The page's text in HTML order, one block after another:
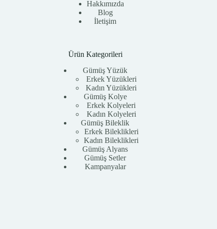
Hakkımızda
Blog
İletişim
Ürün Kategorileri
Gümüş Yüzük
Erkek Yüzükleri
Kadın Yüzükleri
Gümüş Kolye
Erkek Kolyeleri
Kadın Kolyeleri
Gümüş Bileklik
Erkek Bileklikleri
Kadın Bileklikleri
Gümüş Alyans
Gümüş Setler
Kampanyalar